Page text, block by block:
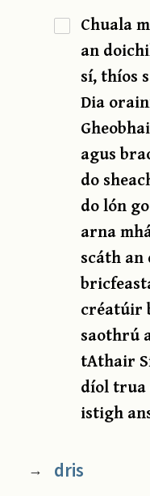
Chuala
an
sí, thíos
Dia
agus
do
do lón
arna
scáth
créatúir
saothrú
tAthair
díol trua
istigh
→ dris